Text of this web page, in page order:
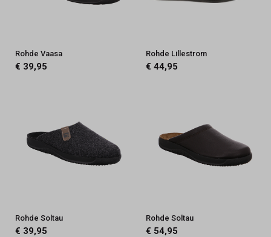
Rohde Vaasa
€ 39,95
Rohde Lillestrom
€ 44,95
Rohde Soltau
€ 39,95
Rohde Soltau
€ 54,95